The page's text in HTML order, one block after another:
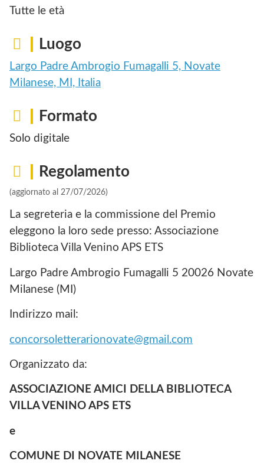
Tutte le età
Luogo
Largo Padre Ambrogio Fumagalli 5, Novate
Milanese, MI, Italia
Formato
Solo digitale
Regolamento
(aggiornato al 27/07/2026)
La segreteria e la commissione del Premio
eleggono la loro sede presso: Associazione
Biblioteca Villa Venino APS ETS
Largo Padre Ambrogio Fumagalli 5 20026 Novate
Milanese (MI)
Indirizzo mail:
concorsoletterarionovate@gmail.com
Organizzato da:
ASSOCIAZIONE AMICI DELLA BIBLIOTECA
VILLA VENINO APS ETS
e
COMUNE DI NOVATE MILANESE